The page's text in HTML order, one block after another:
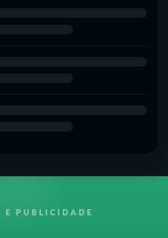
E PUBLICIDADE